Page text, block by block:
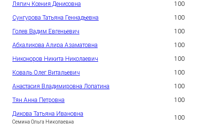
Ляпич Ксения Денисовна 100
Сунгурова Татьяна Геннадьевна 100
Голев Вадим Евгеньевич 100
Абхаликова Алира Азаматовна 100
Никоноров Никита Николаевич 100
Коваль Олег Витальевич 100
Анастасия Владимировна Лопатина 100
Тян Анна Петровна 100
Дикова Татьяна Ивановна
Семина Ольга Николаевна
100